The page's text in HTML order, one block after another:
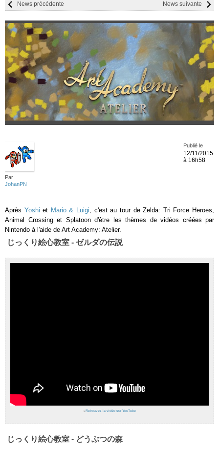
News suivante
News précédente
Par
JohanPN
Publié le
12/11/2015
à 16h58
Après Yoshiet Mario & Luigi, c'est au tour de Zelda: Tri Force Heroes,
Animal Crossing et Splatoon d'être les thèmes de vidéos créées par
Nintendo à l'aide de Art Academy: Atelier.
じっくり絵心教室 - ゼルダの伝説
› Retrouvez la vidéo sur YouTube
じっくり絵心教室 - どうぶつの森